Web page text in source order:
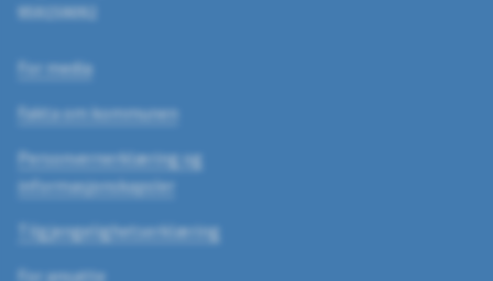
959159092
For media
Fakta om kommunen
Personvernerklæring og
informasjonskapsler
Tilgjengelighetserklæring
For ansatte